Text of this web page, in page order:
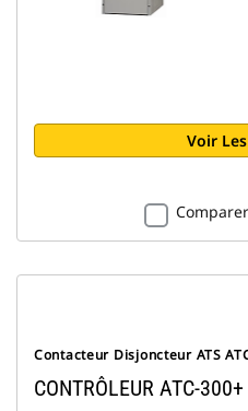
Voir
Contacteur Disjoncteur ATS
CONTRÔLEUR ATC-300+